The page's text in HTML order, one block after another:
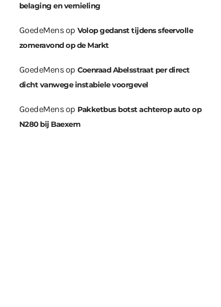
belaging en vernieling
GoedeMensop Volop gedanst tijdens sfeervolle
zomeravond op de Markt
GoedeMensop Coenraad Abelsstraat per direct
dicht vanwege instabiele voorgevel
GoedeMensop Pakketbus botst achterop auto op
N280 bij Baexem